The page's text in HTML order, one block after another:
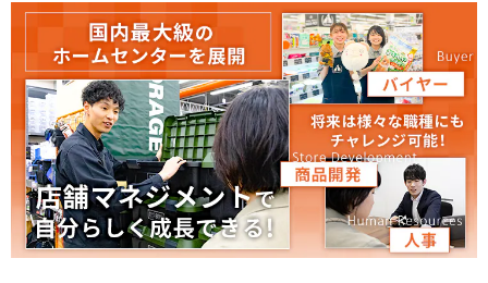
就活ニュースペーパー
就活時事ニュースを更新
よくある質問
不明点があればこちら